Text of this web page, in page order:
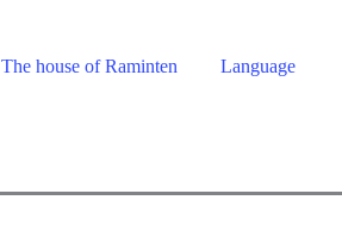
The house of Raminten Language